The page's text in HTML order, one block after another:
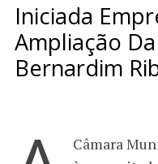
Iniciada
Ampliação
Bernardim
Câmara